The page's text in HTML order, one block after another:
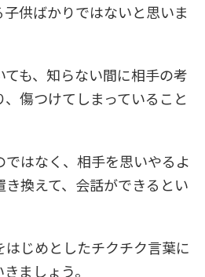
供ばかりではないと思いま
も、知らない間に相手の考
傷つけてしまっていること
はなく、相手を思いやるよ
換えて、会話ができるとい
じめとしたチクチク言葉に
ましょう。